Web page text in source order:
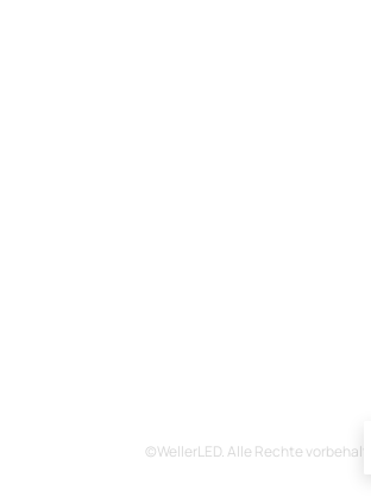
©WellerLED. Alle Rechte